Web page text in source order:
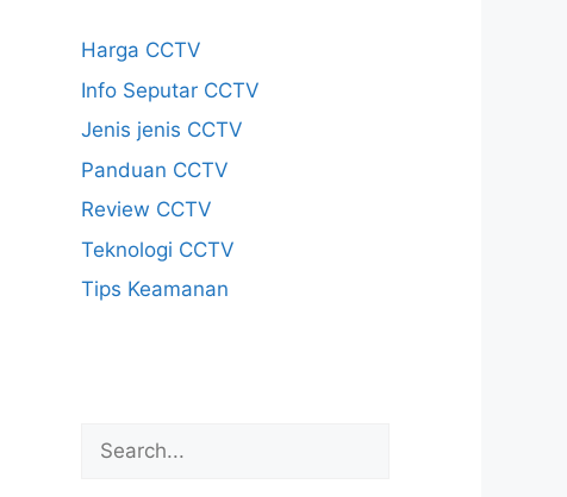
Harga CCTV
Info Seputar CCTV
Jenis jenis CCTV
Panduan CCTV
Review CCTV
Teknologi CCTV
Tips Keamanan